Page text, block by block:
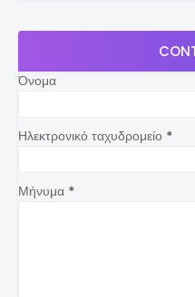
Όνομα
Ηλεκτρονικό ταχυδρομείο *
Μήνυμα *